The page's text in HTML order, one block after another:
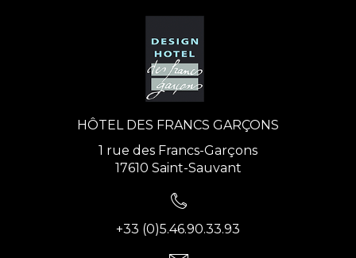
HÔTEL DES FRANCS GARÇONS
1 rue des Francs-Garçons
17610 Saint-Sauvant
+33 (0)5.46.90.33.93